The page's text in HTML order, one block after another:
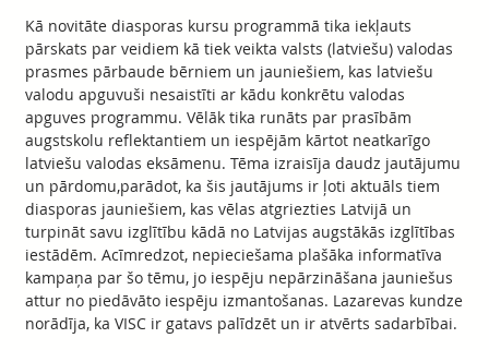
Kā novitāte diasporas kursu programmā tika iekļauts
pārskats par veidiem kā tiek veikta valsts (latviešu) valodas
prasmes pārbaude bērniem un jauniešiem, kas latviešu
valodu apguvuši nesaistīti ar kādu konkrētu valodas
apguves programmu. Vēlāk tika runāts par prasībām
augstskolu reflektantiem un iespējām kārtot neatkarīgo
latviešu valodas eksāmenu. Tēma izraisīja daudz jautājumu
un pārdomu,parādot, ka šis jautājums ir ļoti aktuāls tiem
diasporas jauniešiem, kas vēlas atgriezties Latvijā un
turpināt savu izglītību kādā no Latvijas augstākās izglītības
iestādēm. Acīmredzot, nepieciešama plašāka informatīva
kampaņa par šo tēmu, jo iespēju nepārzināšana jauniešus
attur no piedāvāto iespēju izmantošanas. Lazarevas kundze
norādīja, ka VISC ir gatavs palīdzēt un ir atvērts sadarbībai.